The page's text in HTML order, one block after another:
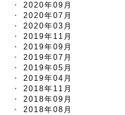
2020年09月
2020年07月
2020年03月
2019年11月
2019年09月
2019年07月
2019年05月
2019年04月
2018年11月
2018年09月
2018年08月